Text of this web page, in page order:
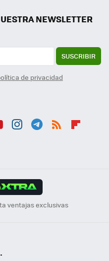
NEWSLETTER
SUSCRIBIR
de privacidad
ventajas exclusivas